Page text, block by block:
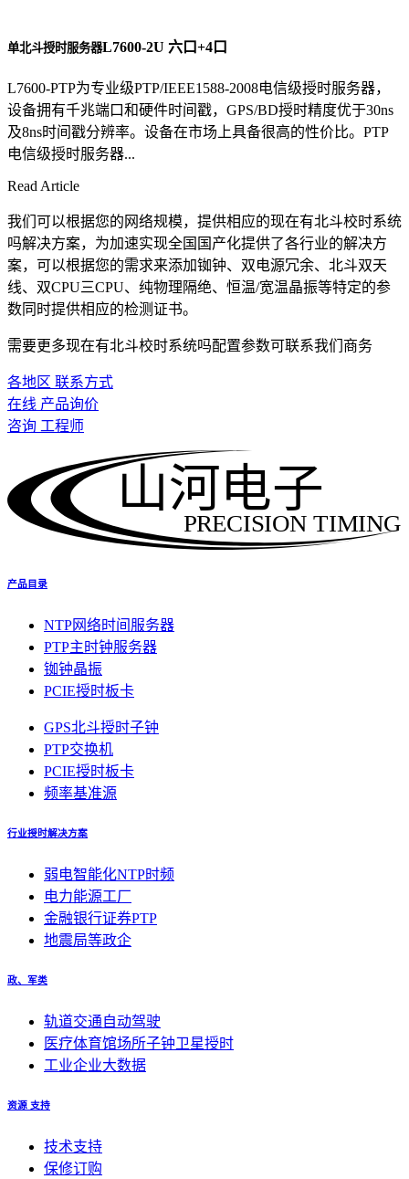
单北斗授时服务器L7600-2U 六口+4口
L7600-PTP为专业级PTP/IEEE1588-2008电信级授时服务器，
设备拥有千兆端口和硬件时间戳，GPS/BD授时精度优于30ns
及8ns时间戳分辨率。设备在市场上具备很高的性价比。PTP
电信级授时服务器...
Read Article
我们可以根据您的网络规模，提供相应的现在有北斗校时系统
吗解决方案，为加速实现全国国产化提供了各行业的解决方
案，可以根据您的需求来添加铷钟、双电源冗余、北斗双天
线、双CPU三CPU、纯物理隔绝、恒温/宽温晶振等特定的参
数同时提供相应的检测证书。
需要更多现在有北斗校时系统吗配置参数可联系我们商务
各地区 联系方式
在线 产品询价
咨询 工程师
PRECISION TIMING
山河电子
产品目录
NTP网络时间服务器
PTP主时钟服务器
铷钟晶振
PCIE授时板卡
GPS北斗授时子钟
PTP交换机
PCIE授时板卡
频率基准源
行业授时解决方案
弱电智能化NTP时频
电力能源工厂
金融银行证券PTP
地震局等政企
政、军类
轨道交通自动驾驶
医疗体育馆场所子钟卫星授时
工业企业大数据
资源 支持
技术支持
保修订购